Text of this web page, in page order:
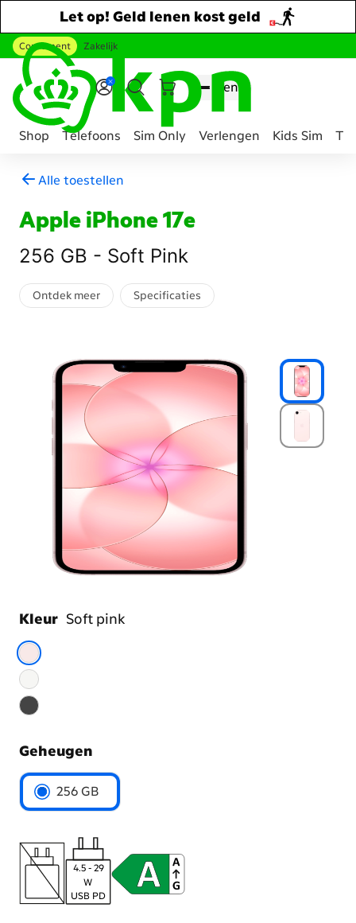
Ga naar hoofdinhoud
Consument Zakelijk
Menu
Shop Telefoons Sim Only Verlengen Kids Sim
naar
telefoon
samenstellen
Let op! Geld lenen kost geld
Alle toestellen
Apple iPhone 17e
256 GB - Soft Pink
Ontdek meer Specificaties
Kleur Soft pink
Kies
je
kleur
Geheugen
Kies
het
256 GB
4.5 - 29
W
USB PD